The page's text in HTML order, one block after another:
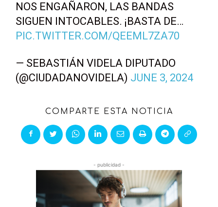
NOS ENGAÑARON, LAS BANDAS
SIGUEN INTOCABLES. ¡BASTA DE…
PIC.TWITTER.COM/QEEML7ZA70
— SEBASTIÁN VIDELA DIPUTADO
(@CIUDADANOVIDELA) JUNE 3, 2024
COMPARTE ESTA NOTICIA
- publicidad -